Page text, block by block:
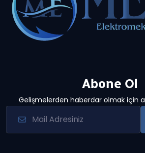
Abone Ol
Gelişmelerden haberdar olmak için